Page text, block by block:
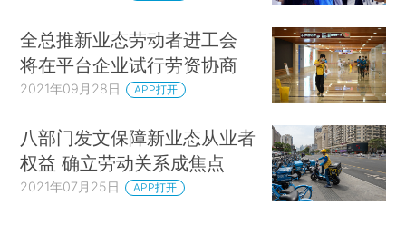
全总推新业态劳动者进工会
将在平台企业试行劳资协商
2021年09月28日 APP打开
八部门发文保障新业态从业者
权益 确立劳动关系成焦点
2021年07月25日 APP打开